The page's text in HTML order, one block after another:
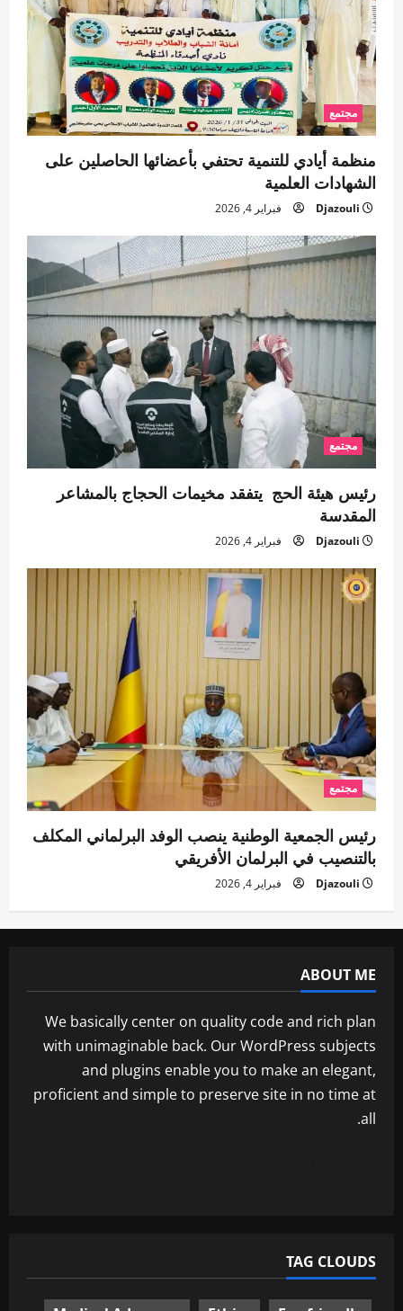
مجتمع
منظمة أيادي للتنمية تحتفي بأعضائها الحاصلين على
الشهادات العلمية
Djazouli فبراير 4, 2026
مجتمع
رئيس هيئة الحج يتفقد مخيمات الحجاج بالمشاعر
المقدسة
Djazouli فبراير 4, 2026
مجتمع
رئيس الجمعية الوطنية ينصب الوفد البرلماني المكلف
بالتنصيب في البرلمان الأفريقي
Djazouli فبراير 4, 2026
ABOUT ME
We basically center on quality code and rich plan
with unimaginable back. Our WordPress subjects
and plugins enable you to make an elegant,
proficient and simple to preserve site in no time at
all.
TAG CLOUDS